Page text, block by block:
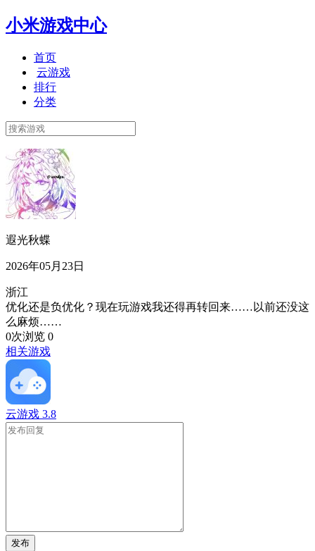
小米游戏中心
首页
云游戏
排行
分类
遐光秋蝶
2026年05月23日
浙江
优化还是负优化？现在玩游戏我还得再转回来……以前还没这
么麻烦……
0次浏览 0
相关游戏
云游戏 3.8
发布